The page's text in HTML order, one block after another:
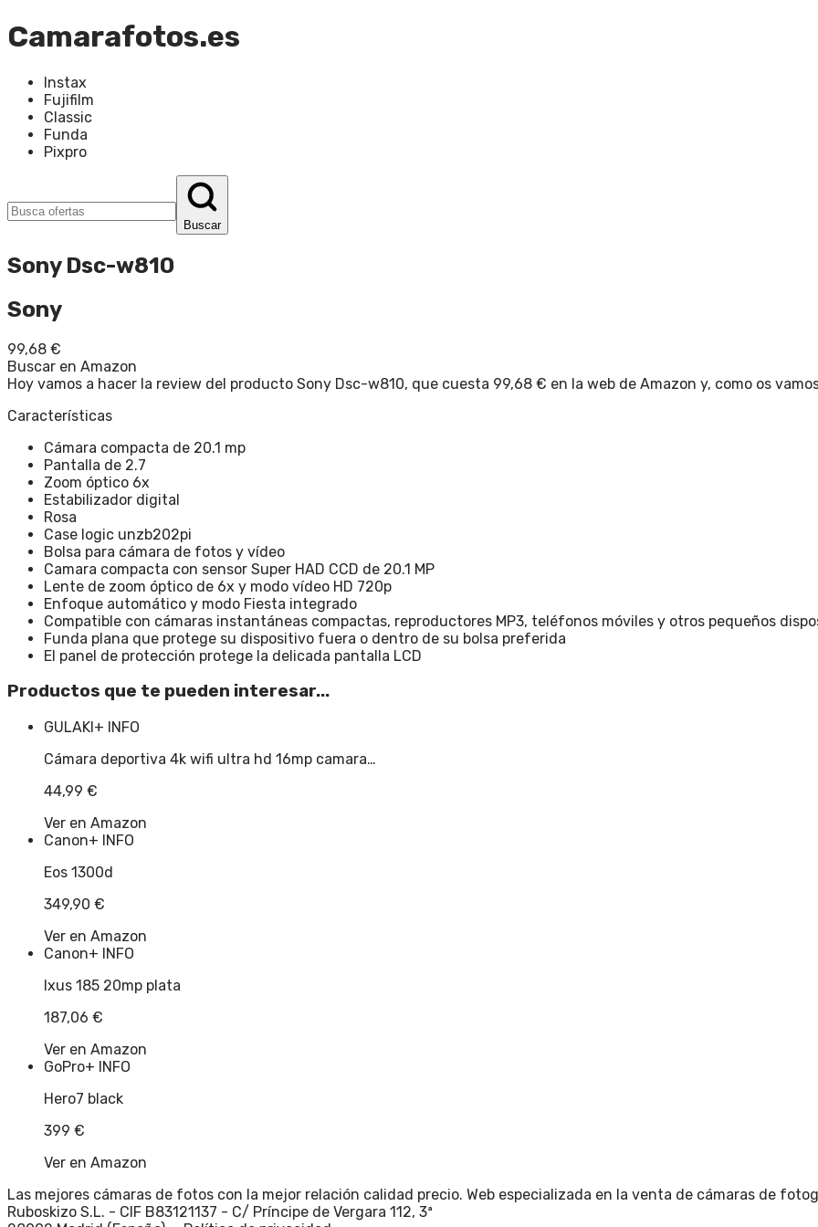
Camarafotos.es
Instax
Fujifilm
Classic
Funda
Pixpro
Buscar
Sony Dsc-w810
Sony
99,68 €
Buscar en Amazon
Hoy vamos a hacer la review del producto Sony Dsc-w810, que cuesta 99,68 € en la web de Amazon y, como os
Características
Cámara compacta de 20.1 mp
Pantalla de 2.7
Zoom óptico 6x
Estabilizador digital
Rosa
Case logic unzb202pi
Bolsa para cámara de fotos y vídeo
Camara compacta con sensor Super HAD CCD de 20.1 MP
Lente de zoom óptico de 6x y modo vídeo HD 720p
Enfoque automático y modo Fiesta integrado
Compatible con cámaras instantáneas compactas, reproductores MP3, teléfonos móviles y otros pequeños
Funda plana que protege su dispositivo fuera o dentro de su bolsa preferida
El panel de protección protege la delicada pantalla LCD
Productos que te pueden interesar...
GULAKI+ INFO
Cámara deportiva 4k wifi ultra hd 16mp camara…
44,99 €
Ver en Amazon
Canon+ INFO
Eos 1300d
349,90 €
Ver en Amazon
Canon+ INFO
Ixus 185 20mp plata
187,06 €
Ver en Amazon
GoPro+ INFO
Hero7 black
399 €
Ver en Amazon
Las mejores cámaras de fotos con la mejor relación calidad precio. Web especializada en la venta de cámaras de
Ruboskizo S.L. - CIF B83121137 - C/ Príncipe de Vergara 112, 3ª